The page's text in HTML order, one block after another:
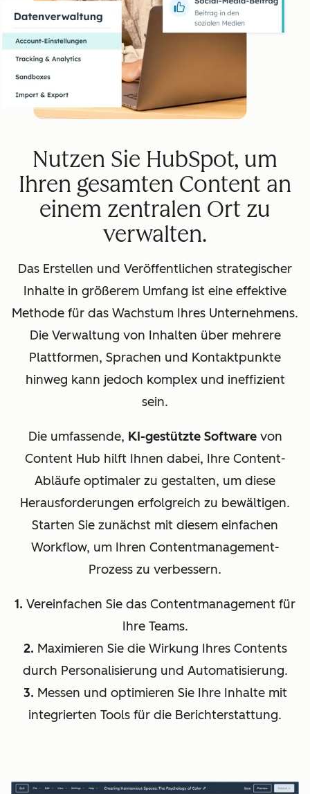
Nutzen Sie HubSpot, um
Ihren gesamten Content an
einem zentralen Ort zu
verwalten.
Das Erstellen und Veröffentlichen strategischer
Inhalte in größerem Umfang ist eine effektive
Methode für das Wachstum Ihres Unternehmens.
Die Verwaltung von Inhalten über mehrere
Plattformen, Sprachen und Kontaktpunkte
hinweg kann jedoch komplex und ineffizient
sein.
Die umfassende, KI-gestützte Softwarevon
Content Hub hilft Ihnen dabei, Ihre Content-
Abläufe optimaler zu gestalten, um diese
Herausforderungen erfolgreich zu bewältigen.
Starten Sie zunächst mit diesem einfachen
Workflow, um Ihren Contentmanagement-
Prozess zu verbessern.
1. Vereinfachen Sie das Contentmanagement für
Ihre Teams.
2. Maximieren Sie die Wirkung Ihres Contents
durch Personalisierung und Automatisierung.
3. Messen und optimieren Sie Ihre Inhalte mit
integrierten Tools für die Berichterstattung.